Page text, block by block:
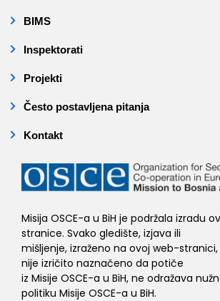
BIMS
Inspektorati
Projekti
Često postavljena pitanja
Kontakt
Misija OSCE-a u BiH je podržala izradu
stranice. Svako gledište, izjava ili
mišljenje, izraženo na ovoj web-stranici,
nije izričito naznačeno da potiče
iz Misije OSCE-a u BiH, ne odražava
politiku Misije OSCE-a u BiH.